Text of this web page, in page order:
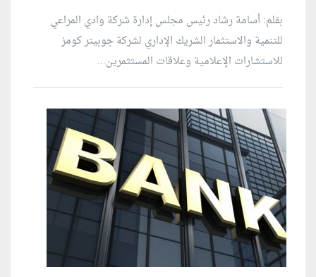
بقلم: أسامة رشاد رئيس مجلس إدارة شركة وادي المراعي
للتنمية والاستثمار الشريك الإداري لشركة جوبيتر كومز
للاستشارات الإعلامية وعلاقات المستثمرين...